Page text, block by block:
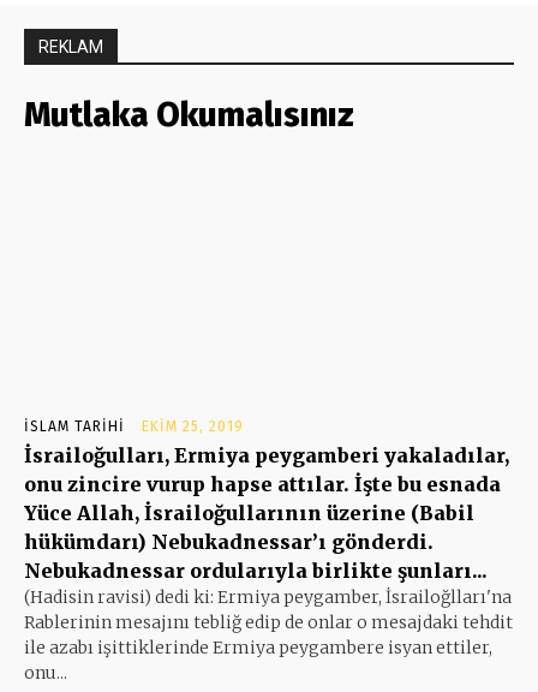
REKLAM
Mutlaka Okumalısınız
İSLAM TARIHI EKIM 25, 2019
İsrailoğulları, Ermiya peygamberi yakaladılar,
onu zincire vurup hapse attılar. İşte bu esnada
Yüce Allah, İsrailoğullarının üzerine (Babil
hükümdarı) Nebukadnessar’ı gönderdi.
Nebukadnessar ordularıyla birlikte şunları...
(Hadisin ravisi) dedi ki: Ermiya peygamber, İsrailoğlları'na
Rablerinin mesajını tebliğ edip de onlar o mesajdaki tehdit
ile azabı işittiklerinde Ermiya peygambere isyan ettiler,
onu...